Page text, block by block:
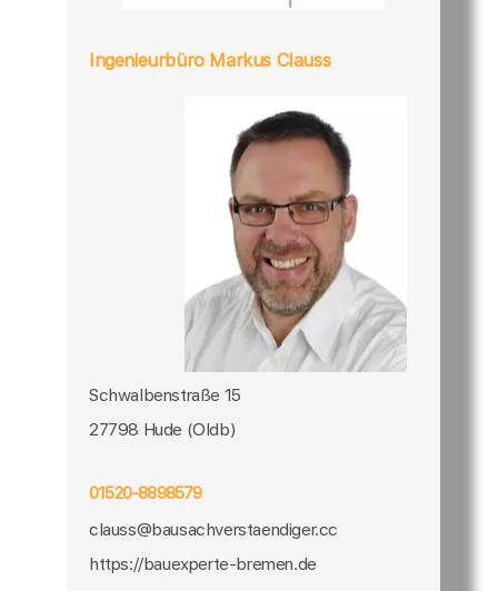
Ingenieurbüro Markus Clauss
Schwalbenstraße 15
27798 Hude (Oldb)
01520-8898579
clauss@bausachverstaendiger.cc
https://bauexperte-bremen.de